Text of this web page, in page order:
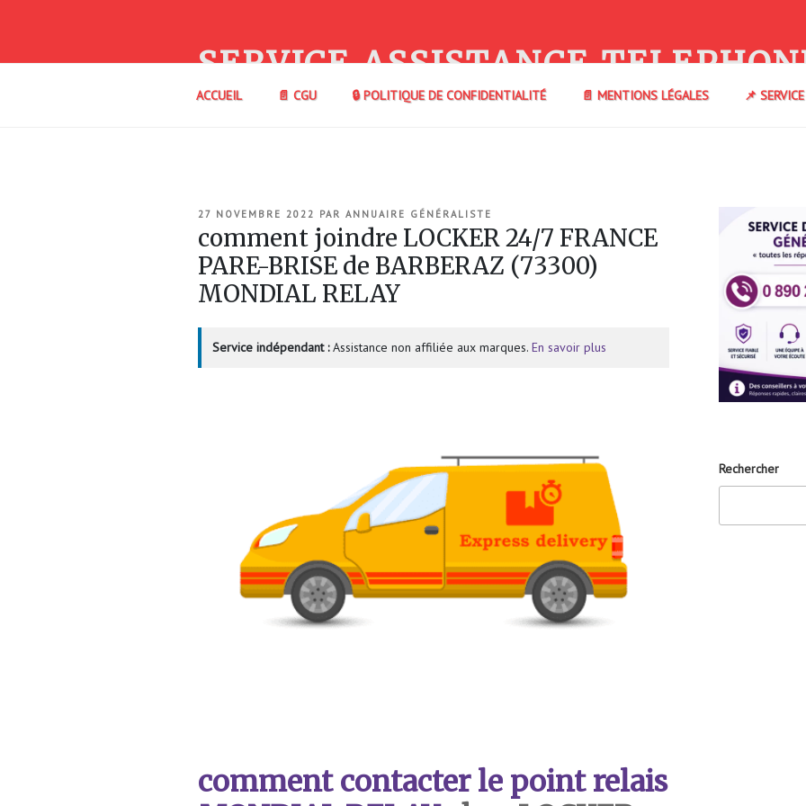
SERVICE ASSISTANCE
ACCUEIL 📄 CGU 🔒 POLITIQUE DE CONFIDENTIALITÉ 📄 MENTIONS LÉGALES 📌
PUBLIÉ
27 NOVEMBRE 2022 PAR ANNUAIRE GÉNÉRALISTE
comment joindre LOCKER 24/7 FRANCE
PARE-BRISE de BARBERAZ (73300)
MONDIAL RELAY
Service indépendant :Assistance non affiliée aux marques. En savoir plus
comment contacter le point relais
Rechercher